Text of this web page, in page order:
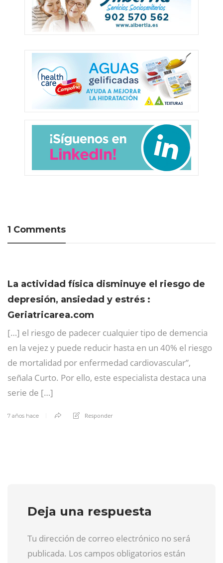
1 Comments
La actividad física disminuye el riesgo de
depresión, ansiedad y estrés :
Geriatricarea.com
[…] el riesgo de padecer cualquier tipo de demencia
en la vejez y puede reducir hasta en un 40% el riesgo
de mortalidad por enfermedad cardiovascular”,
señala Curto. Por ello, este especialista destaca una
serie de […]
7 años hace Responder
Deja una respuesta
Tu dirección de correo electrónico no será
publicada. Los campos obligatorios están